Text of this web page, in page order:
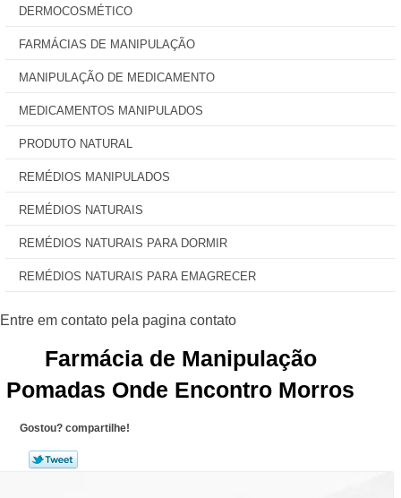
DERMOCOSMÉTICO
FARMÁCIAS DE MANIPULAÇÃO
MANIPULAÇÃO DE MEDICAMENTO
MEDICAMENTOS MANIPULADOS
PRODUTO NATURAL
REMÉDIOS MANIPULADOS
REMÉDIOS NATURAIS
REMÉDIOS NATURAIS PARA DORMIR
REMÉDIOS NATURAIS PARA EMAGRECER
Farmácia de Manipulação
Pomadas Onde Encontro Morros
Gostou? compartilhe!